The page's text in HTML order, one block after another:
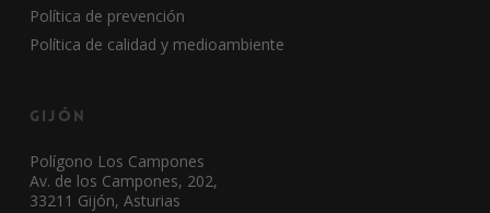
Política de prevención
Política de calidad y medioambiente
Gijón
Polígono Los Campones
Av. de los Campones, 202,
33211 Gijón, Asturias